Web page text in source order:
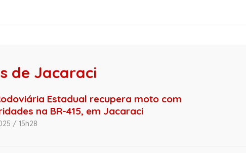
de Jacaraci
Estadual recupera moto com
na BR-415, em Jacaraci
/ 15h28